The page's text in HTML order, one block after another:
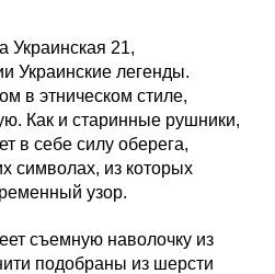
Украинская 21,
Украинские легенды.
в этническом стиле,
Как и старинные рушники,
в себе силу оберега,
символах, из которых
узор.
съемную наволочку из
подобраны из шерсти